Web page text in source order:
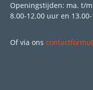
Openingstijden: ma. t/
8.00-12.00 uur en
Of via ons